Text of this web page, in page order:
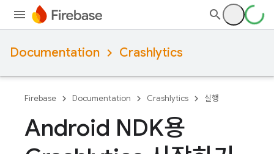
Documentation Crashlytics
Firebase Documentation Crashlytics 실행
Android NDK용